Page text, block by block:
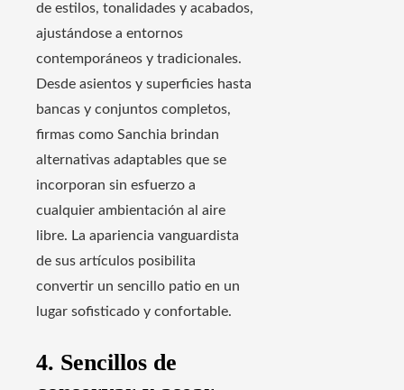
de estilos, tonalidades y acabados,
ajustándose a entornos
contemporáneos y tradicionales.
Desde asientos y superficies hasta
bancas y conjuntos completos,
firmas como Sanchia brindan
alternativas adaptables que se
incorporan sin esfuerzo a
cualquier ambientación al aire
libre. La apariencia vanguardista
de sus artículos posibilita
convertir un sencillo patio en un
lugar sofisticado y confortable.
4. Sencillos de